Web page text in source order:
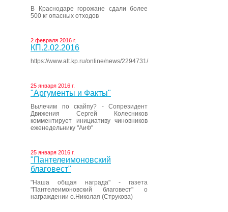
В Краснодаре горожане сдали более
500 кг опасных отходов
2 февраля 2016 г.
КП.2.02.2016
https://www.alt.kp.ru/online/news/2294731/
25 января 2016 г.
"Аргументы и Факты"
Вылечим по скайпу? - Сопрезидент
Движения Сергей Колесников
комментирует инициативу чиновников
еженедельнику "АиФ"
25 января 2016 г.
"Пантелеимоновский
благовест"
"Наша общая награда" - газета
"Пантелеимоновский благовест" о
награждении о.Николая (Струкова)